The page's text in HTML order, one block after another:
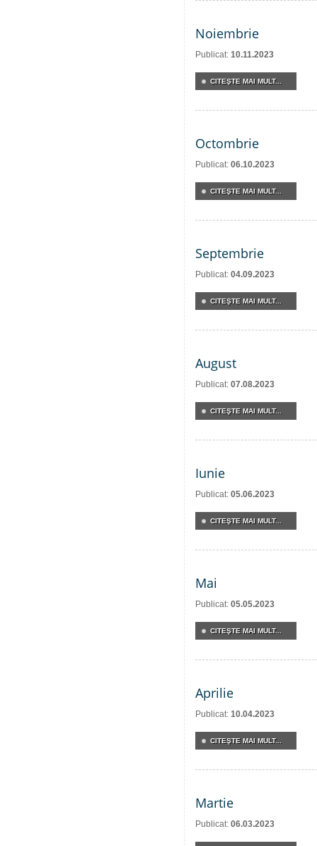
Noiembrie
Publicat: 10.11.2023
CITEŞTE MAI MULT...
Octombrie
Publicat: 06.10.2023
CITEŞTE MAI MULT...
Septembrie
Publicat: 04.09.2023
CITEŞTE MAI MULT...
August
Publicat: 07.08.2023
CITEŞTE MAI MULT...
Iunie
Publicat: 05.06.2023
CITEŞTE MAI MULT...
Mai
Publicat: 05.05.2023
CITEŞTE MAI MULT...
Aprilie
Publicat: 10.04.2023
CITEŞTE MAI MULT...
Martie
Publicat: 06.03.2023